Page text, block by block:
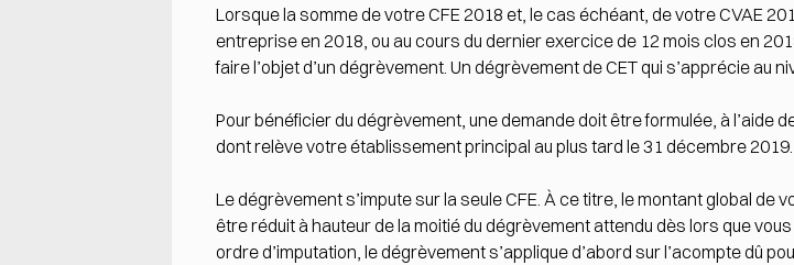
Lorsque la somme de votre CFE 2018 et, le cas échéant, de votre CVAE
entreprise en 2018, ou au cours du dernier exercice de 12 mois clos en
faire l’objet d’un dégrèvement. Un dégrèvement de CET qui s’apprécie au
Pour bénéficier du dégrèvement, une demande doit être formulée, à l’aide
dont relève votre établissement principal au plus tard le 31 décembre 2019.
Le dégrèvement s’impute sur la seule CFE. À ce titre, le montant global de
être réduit à hauteur de la moitié du dégrèvement attendu dès lors que
ordre d’imputation, le dégrèvement s’applique d’abord sur l’acompte dû